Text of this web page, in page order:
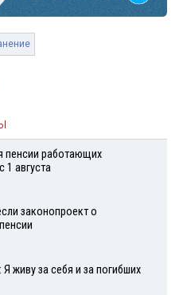
пенсии работающих
1 августа
законопроект о
Я живу за себя и за погибших